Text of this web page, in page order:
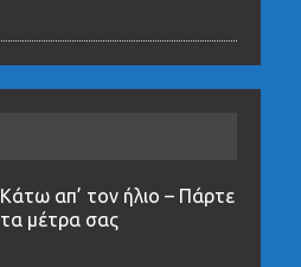
Κάτω απ’ τον ήλιο – Πάρτε
τα μέτρα σας